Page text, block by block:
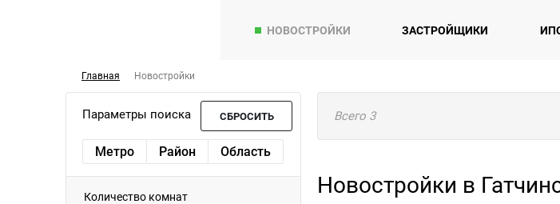
НОВОСТРОЙКИ ЗАСТРОЙЩИКИ
Главная Новостройки
Параметры поиска СБРОСИТЬ
Метро Район Область
Количество комнат
Всего 3
Новостройки в